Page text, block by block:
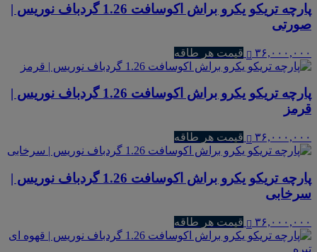
پارچه تریکو یکرو براش اکوسافت 1.26 گردباف نوریس |
صورتی
۳۶,۰۰۰,۰۰۰ قیمت هر طاقه
پارچه تریکو یکرو براش اکوسافت 1.26 گردباف نوریس |
قرمز
۳۶,۰۰۰,۰۰۰ قیمت هر طاقه
پارچه تریکو یکرو براش اکوسافت 1.26 گردباف نوریس |
سرخابی
۳۶,۰۰۰,۰۰۰ قیمت هر طاقه